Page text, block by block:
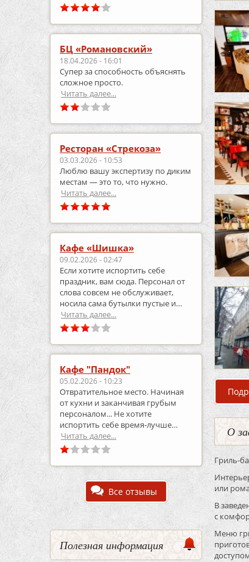
БЦ «Романовский»
18.04.2026 - 16:01
Супер за способность объяснять
сложное просто.
Читать далее...
Ресторан «Стрекоза»
03.03.2026 - 10:53
Люблю вашу экспертизу по диким
местам — это то, что нужно.
Читать далее...
Кафе «Шишка»
09.02.2026 - 02:47
Если хотите испортить себе
праздник, вам сюда. Персонал от
слова совсем не обслуживает,
носила сама бутылки пустые и
приносила полные.
Читать далее...
Кафе "Пандок"
05.02.2026 - 10:23
Отвратительное место. Начиная
от кухни и заканчивая грубым
персоналом... Не хотите
испортить себе время-лучше
выберите что-то другое..
Читать далее...
Все отзывы
Полезная информация
О
Гриль-
или
В
с
Меню